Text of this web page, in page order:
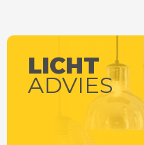
LICHT
ADVIES